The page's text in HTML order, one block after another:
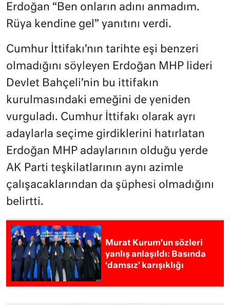
Erdoğan “Ben onların adını anmadım.
Rüya kendine gel” yanıtını verdi.
Cumhur İttifakı’nın tarihte eşi benzeri
olmadığını söyleyen Erdoğan MHP lideri
Devlet Bahçeli’nin bu ittifakın
kurulmasındaki emeğini de yeniden
vurguladı. Cumhur İttifakı olarak ayrı
adaylarla seçime girdiklerini hatırlatan
Erdoğan MHP adaylarının olduğu yerde
AK Parti teşkilatlarının aynı azimle
çalışacaklarından da şüphesi olmadığını
belirtti.
Murat Kurum’un sözleri
yanlış anlaşıldı: Basında
‘damsız’ karışıklığı